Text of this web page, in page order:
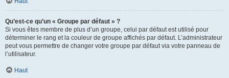
Qu’est-ce qu’un « Groupe par défaut » ?
Si vous êtes membre de plus d’un groupe, celui par défaut est utilisé pour
déterminer le rang et la couleur de groupe affichés par défaut. L’administrateur
peut vous permettre de changer votre groupe par défaut via votre panneau de
l’utilisateur.
Haut